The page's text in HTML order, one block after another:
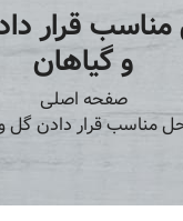
قرار
و گیاهان
صفحه اصلی
مناسب قرار دادن گل